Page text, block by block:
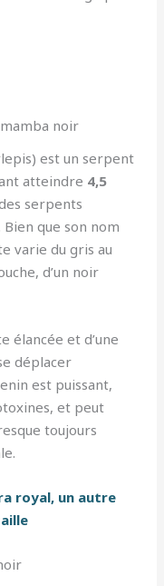
noir
est un serpent
atteindre 4,5
serpents
que son nom
varie du gris au
d’un noir
élancée et d’une
déplacer
est puissant,
et peut
toujours
royal, un autre